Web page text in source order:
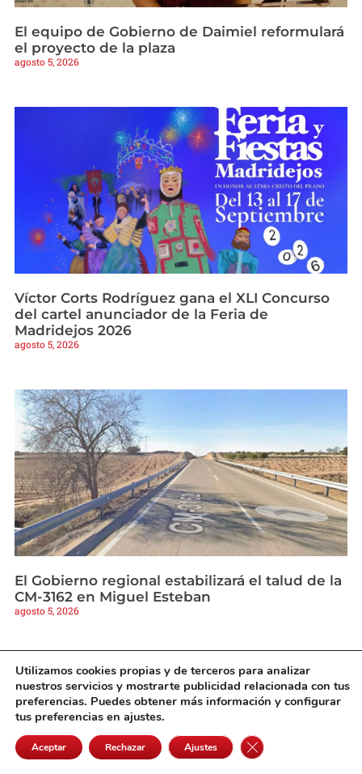
El equipo de Gobierno de Daimiel reformulará
el proyecto de la plaza
agosto 5, 2026
Víctor Corts Rodríguez gana el XLI Concurso
del cartel anunciador de la Feria de
Madridejos 2026
agosto 5, 2026
El Gobierno regional estabilizará el talud de la
CM-3162 en Miguel Esteban
agosto 5, 2026
Utilizamos cookies propias y de terceros para analizar
nuestros servicios y mostrarte publicidad relacionada con tus
preferencias. Puedes obtener más información y configurar
tus preferencias en ajustes.
Aceptar Rechazar Ajustes Cerrar el banner de